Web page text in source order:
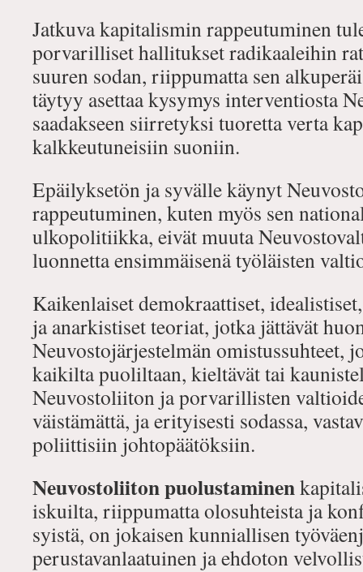
Jatkuva kapitalismin rappeutuminen
porvarilliset hallitukset radikaaleihin
suuren sodan, riippumatta sen
täytyy asettaa kysymys interventiosta
saadakseen siirretyksi tuoretta verta
kalkkeutuneisiin suoniin.
Epäilyksetön ja syvälle käynyt
rappeutuminen, kuten myös sen
ulkopolitiikka, eivät muuta
luonnetta ensimmäisenä työläisten
Kaikenlaiset demokraattiset,
ja anarkistiset teoriat, jotka jättävät
Neuvostojärjestelmän omistussuhteet,
kaikilta puoliltaan, kieltävät tai
Neuvostoliiton ja porvarillisten
väistämättä, ja erityisesti sodassa,
poliittisiin johtopäätöksiin.
Neuvostoliiton puolustaminen
iskuilta, riippumatta olosuhteista ja
syistä, on jokaisen kunniallisen
perustavanlaatuinen ja ehdoton